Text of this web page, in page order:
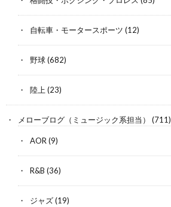
自転車・モータースポーツ (12)
野球(682)
陸上(23)
メローブログ（ミュージック系担当） (711)
AOR(9)
R&B (36)
ジャズ(19)